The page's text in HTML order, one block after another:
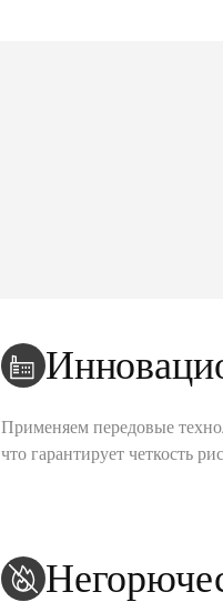
Применяем передовые
что гарантирует четкость